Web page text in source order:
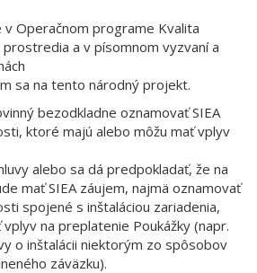
v Operačnom programe Kvalita
a v písomnom vyzvaní a
sa na tento národný projekt.
bezodkladne oznamovať SIEA
ktoré majú alebo môžu mať vplyv
alebo sa dá predpokladať, že na
mať SIEA záujem, najmä oznamovať
spojené s inštaláciou zariadenia,
na preplatenie Poukážky (napr.
o inštalácii niektorým zo spôsobov
záväzku).